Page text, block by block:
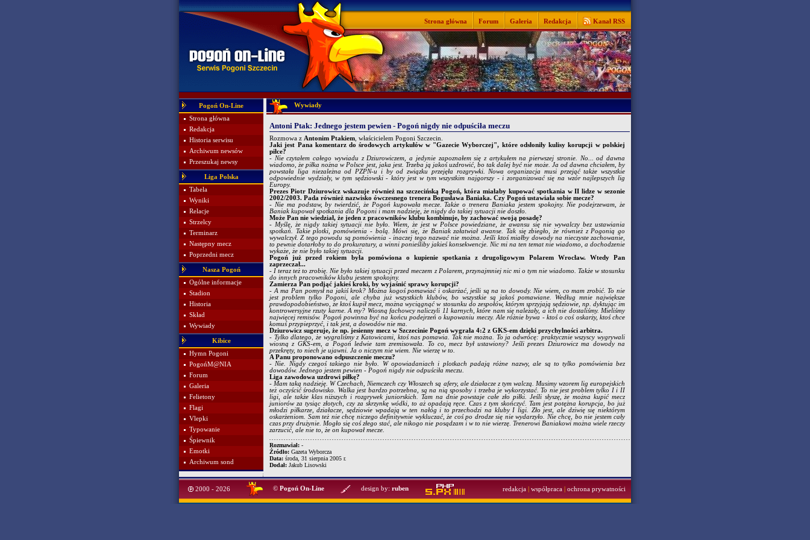
Strona główna Forum Galeria Redakcja Kanał RSS
Pogoń On-Line
Strona główna
Redakcja
Historia serwisu
Archiwum newsów
Przeszukaj newsy
Liga Polska
Tabela
Wyniki
Relacje
Strzelcy
Terminarz
Następny mecz
Poprzedni mecz
Nasza Pogoń
Ogólne informacje
Stadion
Historia
Skład
Wywiady
Kibice
Hymn Pogoni
PogońM@NIA
Forum
Galeria
Felietony
Flagi
Vlepki
Typowanie
Śpiewnik
Emotki
Archiwum sond
Wywiady
Antoni Ptak: Jednego jestem pewien - Pogoń nigdy nie odpuściła meczu
Rozmowa z Antonim Ptakiem , właścicielem Pogoni Szczecin.
Jaki jest Pana komentarz do środowych artykułów w "Gazecie Wyborczej", które odsłoniły kulisy korupcji w polskiej
piłce?
- Nie czytałem całego wywiadu z Dziurowiczem, a jedynie zapoznałem się z artykułem na pierwszej stronie. No... od dawna
wiadomo, że piłka nożna w Polsce jest, jaka jest. Trzeba ją jakoś uzdrowić, bo tak dalej być nie może. Ja od dawna chciałem, by
powstała liga niezależna od PZPN-u i by od związku przejęła rozgrywki. Nowa organizacja musi przejąć także wszystkie
odpowiednie wydziały, w tym sędziowski - który jest w tym wszystkim najgorszy - i zorganizować się na wzór najlepszych lig
Europy.
Prezes Piotr Dziurowicz wskazuje również na szczecińską Pogoń, która miałaby kupować spotkania w II lidze w sezonie
2002/2003. Pada również nazwisko ówczesnego trenera Bogusława Baniaka. Czy Pogoń ustawiała sobie mecze?
- Nie ma podstaw, by twierdzić, że Pogoń kupowała mecze. Także o trenera Baniaka jestem spokojny. Nie podejrzewam, że
Baniak kupował spotkania dla Pogoni i mam nadzieję, że nigdy do takiej sytuacji nie doszło.
Może Pan nie wiedział, że jeden z pracowników klubu kombinuje, by zachować swoją posadę?
- Myślę, że nigdy takiej sytuacji nie było. Wiem, że jest w Polsce powiedziane, że awansu się nie wywalczy bez ustawiania
spotkań. Takie plotki, pomówienia - bolą. Mówi się, że Baniak załatwiał awanse. Tak się zbiegło, że również z Pogonią go
wywalczył. Z tego powodu są pomówienia - inaczej tego nazwać nie można. Jeśli ktoś miałby dowody na nieczyste zachowanie,
to pewnie dotarłoby to do prokuratury, a winni ponieśliby jakieś konsekwencje. Nic mi na ten temat nie wiadomo, a dochodzenie
wykaże, że nie było takiej sytuacji.
Pogoń już przed rokiem była pomówiona o kupienie spotkania z drugoligowym Polarem Wrocław. Wtedy Pan
zaprzeczał...
- I teraz też to zrobię. Nie było takiej sytuacji przed meczem z Polarem, przynajmniej nic mi o tym nie wiadomo. Także w stosunku
do innych pracowników klubu jestem spokojny.
Zamierza Pan podjąć jakieś kroki, by wyjaśnić sprawy korupcji?
- A ma Pan pomysł na jakiś krok? Można kogoś pomawiać i oskarżać, jeśli są na to dowody. Nie wiem, co mam zrobić. To nie
jest problem tylko Pogoni, ale chyba już wszystkich klubów, bo wszystkie są jakoś pomawiane. Według mnie największe
prawdopodobieństwo, że ktoś kupił mecz, można wyciągnąć w stosunku do zespołów, którym sprzyjają sędziowie, np. dyktując im
kontrowersyjne rzuty karne. A my? Wiosną fachowcy naliczyli 11 karnych, które nam się należały, a ich nie dostaliśmy. Mieliśmy
najwięcej remisów. Pogoń powinna być na końcu podejrzeń o kupowaniu meczy. Ale różnie bywa - ktoś o coś oskarży, ktoś chce
komuś przypieprzyć, i tak jest, a dowodów nie ma.
Dziurowicz sugeruje, że np. jesienny mecz w Szczecinie Pogoń wygrała 4:2 z GKS-em dzięki przychylności arbitra.
- Tylko dlatego, że wygraliśmy z Katowicami, ktoś nas pomawia. Tak nie można. To ja odwrócę: praktycznie wszyscy wygrywali
wiosną z GKS-em, a Pogoń ledwie tam zremisowała. To co, mecz był ustawiony? Jeśli prezes Dziurowicz ma dowody na
przekręty, to niech je ujawni. Ja o niczym nie wiem. Nie wierzę w to.
A Panu proponowano odpuszczenie meczu?
- Nie. Nigdy czegoś takiego nie było. W opowiadaniach i plotkach padają różne nazwy, ale są to tylko pomówienia bez
dowodów. Jednego jestem pewien - Pogoń nigdy nie odpuściła meczu.
Liga zawodowa uzdrowi piłkę?
- Mam taką nadzieję. W Czechach, Niemczech czy Włoszech są afery, ale działacze z tym walczą. Musimy wzorem lig europejskich
też oczyścić środowisko. Walka jest bardzo potrzebna, są na nią sposoby i trzeba je wykorzystać. To nie jest problem tylko I i II
ligi, ale także klas niższych i rozgrywek juniorskich. Tam na dnie powstaje całe zło piłki. Jeśli słyszę, że można kupić mecz
juniorów za tysiąc złotych, czy za skrzynkę wódki, to aż opadają ręce. Czas z tym skończyć. Tam jest potężna korupcja, bo już
młodzi piłkarze, działacze, sędziowie wpadają w ten nałóg i to przechodzi na kluby I ligi. Zło jest, ale dziwię się niektórym
oskarżeniom. Sam też nie chcę niczego definitywnie wykluczać, że coś po drodze się nie wydarzyło. Nie chcę, bo nie jestem cały
czas przy drużynie. Mogło się coś złego stać, ale nikogo nie posądzam i w to nie wierzę. Trenerowi Baniakowi można wiele rzeczy
zarzucić, ale nie to, że on kupował mecze.
Rozmawiał: -
Źródło: Gazeta Wyborcza
Data: środa, 31 sierpnia 2005 r.
Dodał: Jakub Lisowski
2000 - 2026 © Pogoń On-Line design by: ruben redakcja współpraca ochrona prywatności